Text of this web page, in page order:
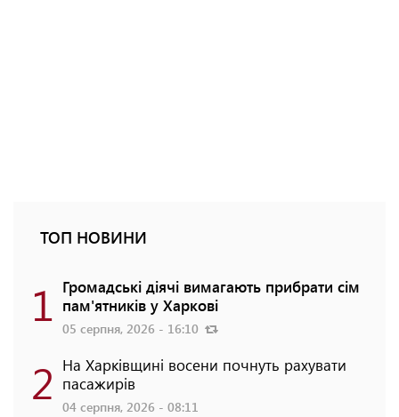
ТОП НОВИНИ
1 Громадські діячі вимагають прибрати сім
пам'ятників у Харкові
05 серпня, 2026 - 16:10
2 На Харківщині восени почнуть рахувати
пасажирів
04 серпня, 2026 - 08:11